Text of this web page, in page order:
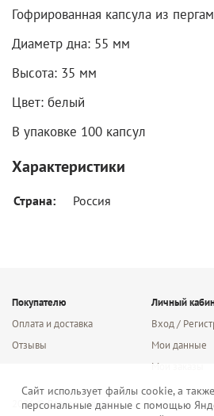
Гофрированная капсула из
Диаметр дна: 55 мм
Высота: 35 мм
Цвет: белый
В упаковке 100 капсул
Характеристики
Страна: Россия
2026 © Лавка кондитера
Покупателю
Оплата и доставка
Отзывы
Личный
Вход /
Мои данные
Мои заказы
Сайт использует файлы cookie, а
персональные данные с помощью